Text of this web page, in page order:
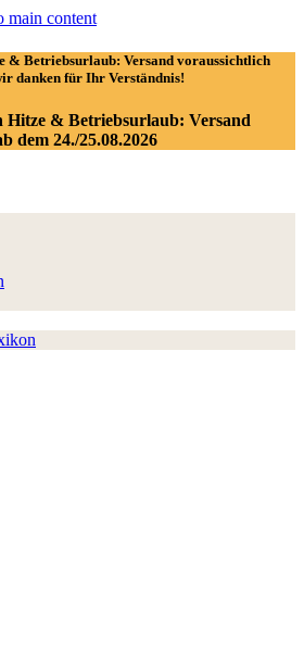
main content
& Betriebsurlaub: Versand voraussichtlich
danken für Ihr Verständnis!
Hitze & Betriebsurlaub: Versand
dem 24./25.08.2026